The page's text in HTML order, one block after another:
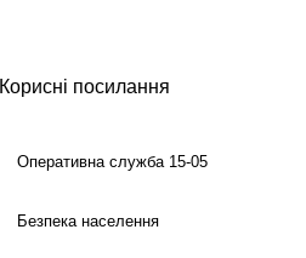
Корисні посилання
Оперативна служба 15-05
Безпека населення